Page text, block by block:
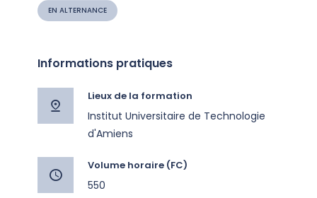
EN ALTERNANCE
Informations pratiques
Lieux de la formation
Institut Universitaire de Technologie
d'Amiens
Volume horaire (FC)
550